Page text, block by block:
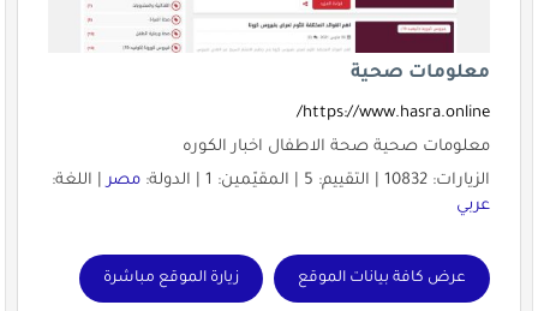
معلومات صحية
https://www.hasra.online/
معلومات صحية صحة الاطفال اخبار الكوره
الزيارات: 10832 | التقييم: 5 | المقيّمين: 1 | الدولة:
مصر| اللغة:
عربي
عرض كافة بيانات الموقع زيارة الموقع مباشرة